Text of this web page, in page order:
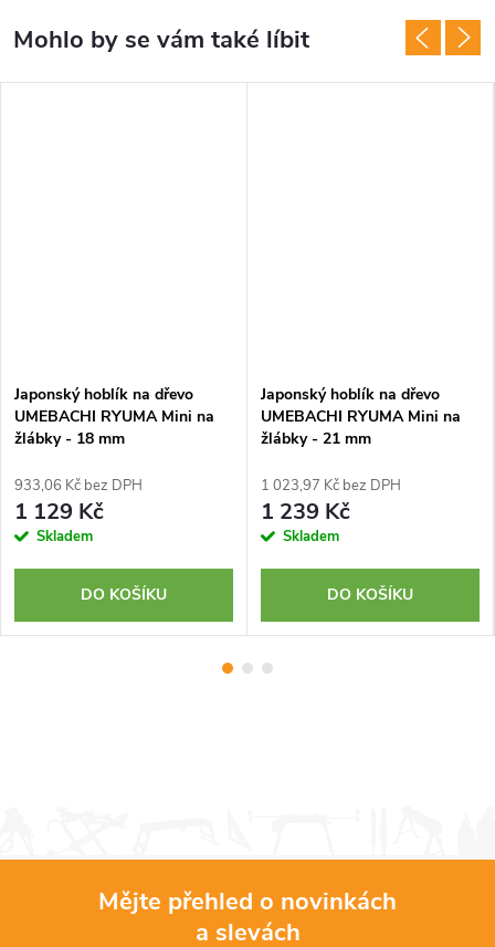
Japonský hoblík na dřevo
UMEBACHI RYUMA Mini na
žlábky - 18 mm
933,06 Kč bez DPH
1 129 Kč
Skladem
DO KOŠÍKU
Japonský hoblík na dřevo
UMEBACHI RYUMA Mini na
žlábky - 21 mm
1 023,97 Kč bez DPH
1 239 Kč
Skladem
DO KOŠÍKU
Mějte přehled o novinkách
a slevách